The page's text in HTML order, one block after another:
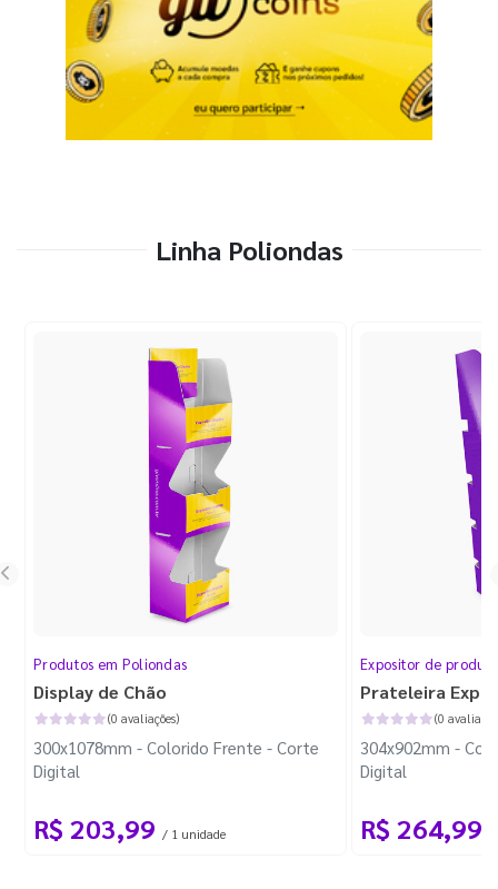
Linha Poliondas
Produtos em Poliondas
Display de Chão
(0 avaliações)
300x1078mm - Colorido Frente - Corte
Digital
R$ 203,99 / 1 unidade
Expositor de
Prateleira
(0
304x902mm -
Digital
R$ 264,99